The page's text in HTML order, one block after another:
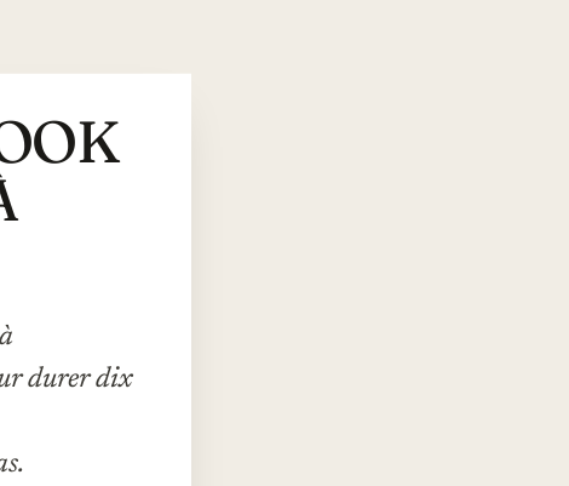
durer dix